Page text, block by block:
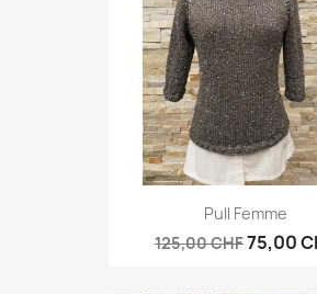
Pull Femme
125,00 CHF75,00